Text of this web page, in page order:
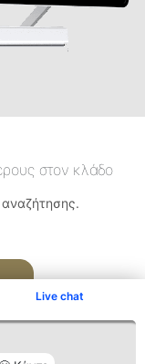
Live chat
στον κλάδο